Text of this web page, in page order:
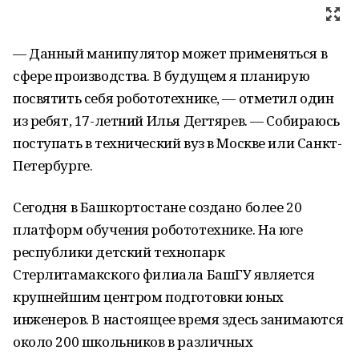
— Данный манипулятор может применяться в
сфере производства. В будущем я планирую
посвятить себя робототехнике, — отметил один
из ребят, 17-летний Илья Дегтярев. — Собираюсь
поступать в технический вуз в Москве или Санкт-
Петербурге.
Сегодня в Башкортостане создано более 20
платформ обучения робототехнике. На юге
республики детский технопарк
Стерлитамакского филиала БашГУ является
крупнейшим центром подготовки юных
инженеров. В настоящее время здесь занимаются
около 200 школьников в различных